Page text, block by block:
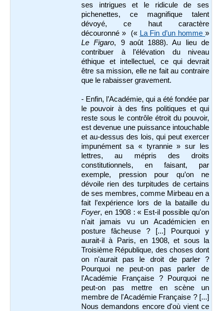
ses intrigues et le ridicule de ses
pichenettes, ce magnifique talent
dévoyé, ce haut caractère
découronné » (« La Fin d’un homme »
Le Figaro, 9 août 1888). Au lieu de
contribuer à l’élévation du niveau
éthique et intellectuel, ce qui devrait
être sa mission, elle ne fait au contraire
que le rabaisser gravement.
- Enfin, l’Académie, qui a été fondée par
le pouvoir à des fins politiques et qui
reste sous le contrôle étroit du pouvoir,
est devenue une puissance intouchable
et au-dessus des lois, qui peut exercer
impunément sa « tyrannie » sur les
lettres, au mépris des droits
constitutionnels, en faisant, par
exemple, pression pour qu’on ne
dévoile rien des turpitudes de certains
de ses membres, comme Mirbeau en a
fait l’expérience lors de la bataille du
Foyer, en 1908 : « Est-il possible qu'on
n'ait jamais vu un Académicien en
posture fâcheuse ? [...] Pourquoi y
aurait-il à Paris, en 1908, et sous la
Troisième République, des choses dont
on n'aurait pas le droit de parler ?
Pourquoi ne peut-on pas parler de
l'Académie Française ? Pourquoi ne
peut-on pas mettre en scène un
membre de l'Académie Française ? [...]
Nous demandons encore d'où vient ce